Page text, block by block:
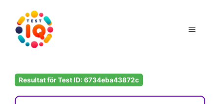
innehåll
Meny
Resultat för Test ID: 6734eba43872c